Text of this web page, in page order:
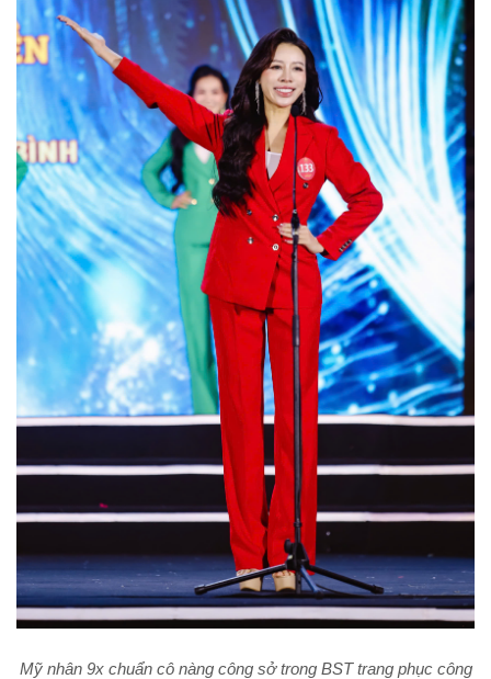
Mỹ nhân 9x chuẩn cô nàng công sở trong BST trang phục công